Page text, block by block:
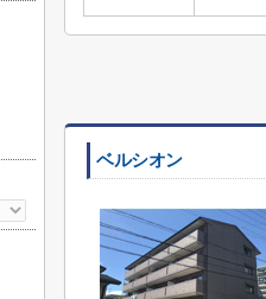
ベルシオン